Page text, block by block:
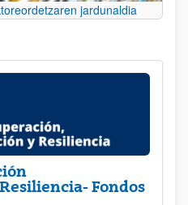
jardunaldia
Fondos